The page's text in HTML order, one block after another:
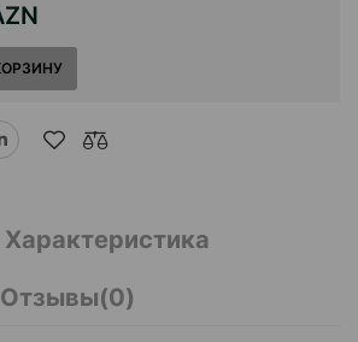
Характеристика
Отзывы(0)